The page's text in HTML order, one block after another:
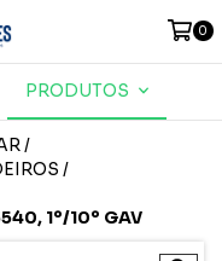
0
PRODUTOS
/
/
1º/10º GAV